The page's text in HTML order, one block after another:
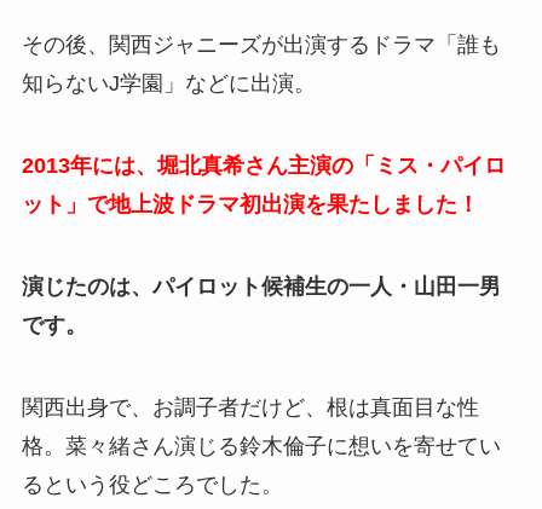
その後、関西ジャニーズが出演するドラマ「誰も
知らないJ学園」などに出演。
2013年には、堀北真希さん主演の「ミス・パイロ
ット」で地上波ドラマ初出演を果たしました！
演じたのは、パイロット候補生の一人・山田一男
です。
関西出身で、お調子者だけど、根は真面目な性
格。菜々緒さん演じる鈴木倫子に想いを寄せてい
るという役どころでした。